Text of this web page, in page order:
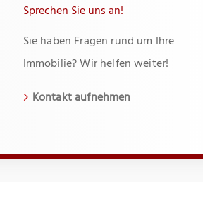
Sprechen Sie uns an!
Sie haben Fragen rund um Ihre
Immobilie? Wir helfen weiter!
Kontakt aufnehmen